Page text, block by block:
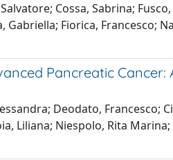
Cossa, Sabrina;
Gabriella; Fiorica, Francesco;
Pancreatic Cancer:
Deodato, Francesco;
Liliana; Niespolo, Rita Marina;